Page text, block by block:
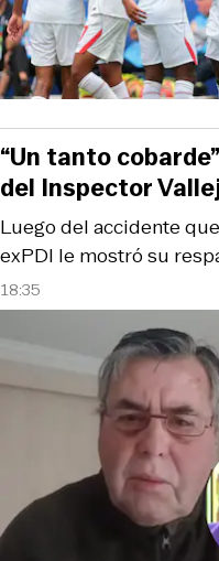
18:35
Luego del accidente
exPDI le mostró su
“Un tanto
del Inspector